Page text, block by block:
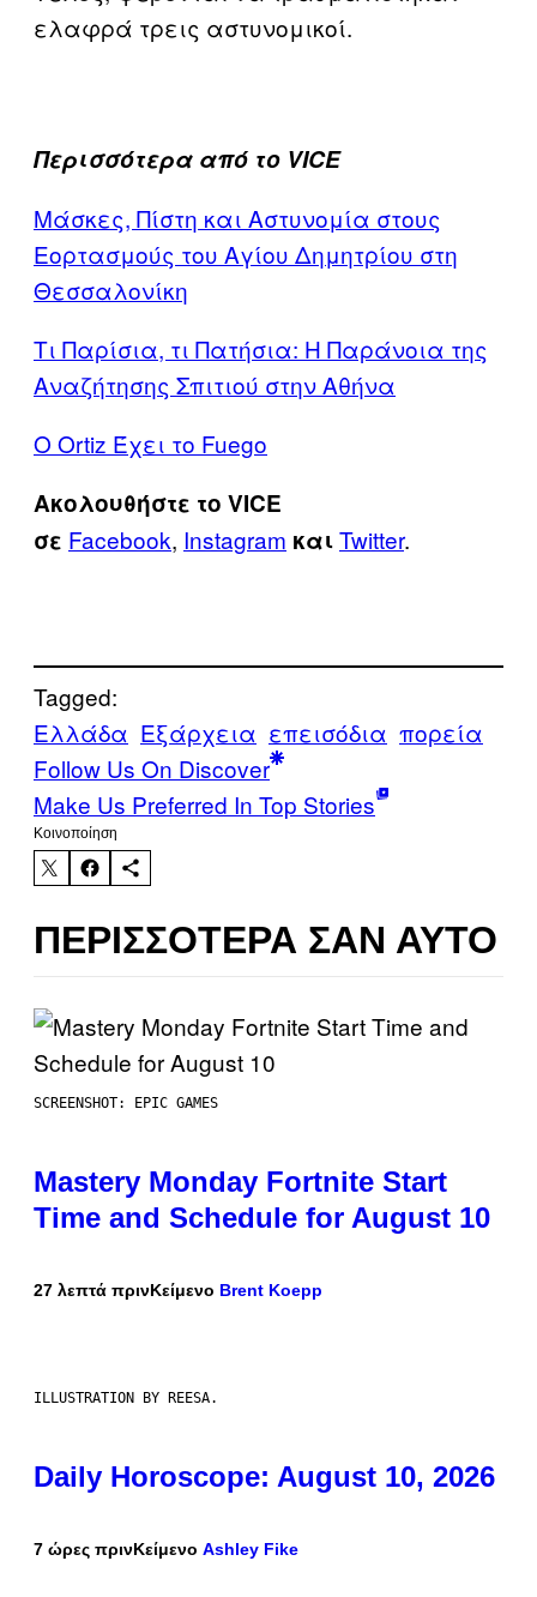
ελαφρά τρεις αστυνομικοί.
Περισσότερα από το VICE
Μάσκες, Πίστη και Αστυνομία στους
Εορτασμούς του Αγίου Δημητρίου στη
Θεσσαλονίκη
Τι Παρίσια, τι Πατήσια: Η Παράνοια της
Αναζήτησης Σπιτιού στην Αθήνα
O Ortiz Έχει το Fuego
Ακολουθήστε το VICE
σε Facebook, Instagram καιTwitter.
Tagged:
Ελλάδα Εξάρχεια επεισόδια πορεία
Follow Us On Discover
Make Us Preferred In Top Stories
Kοινοποίηση
ΠΕΡΙΣΣΌΤΕΡΑ ΣΑΝ ΑΥΤΌ
SCREENSHOT: EPIC GAMES
Mastery Monday Fortnite Start
Time and Schedule for August 10
27 λεπτά πρινΚείμενο Brent Koepp
ILLUSTRATION BY REESA.
Daily Horoscope: August 10, 2026
7 ώρες πρινΚείμενο Ashley Fike